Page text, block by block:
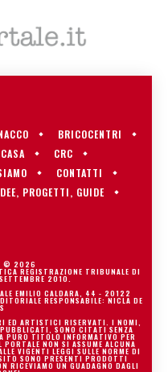
BRICOCENTRI
CRC
CONTATTI
PROGETTI, GUIDE
© 2026
REGISTRAZIONE TRIBUNALE DI
2010.
EMILIO CALDARA, 44 - 20122
RESPONSABILE: NICLA DE
ED ARTISTICI RISERVATI. I NOMI,
PUBBLICATI, SONO CITATI SENZA
TITOLO INFORMATIVO PER
NON SI ASSUME ALCUNA
VIGENTI LEGGI SULLE NORME DI
SONO PRESENTI PRODOTTI
RICEVIAMO UN GUADAGNO DAGLI